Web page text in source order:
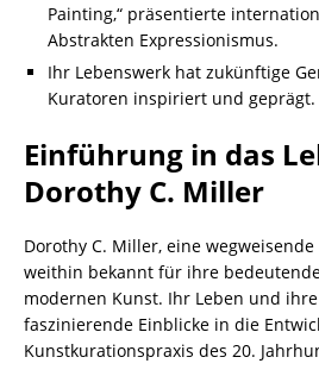
Painting,“ präsentierte
Abstrakten Expressionismus.
Ihr Lebenswerk hat zukünftige
Kuratoren inspiriert und geprägt.
Einführung in das
Dorothy C. Miller
Dorothy C. Miller, eine
weithin bekannt für ihre
modernen Kunst. Ihr Leben und
faszinierende Einblicke in die
Kunstkurationspraxis des 20.